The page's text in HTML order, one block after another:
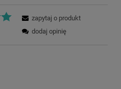
zapytaj o produkt
dodaj opinię